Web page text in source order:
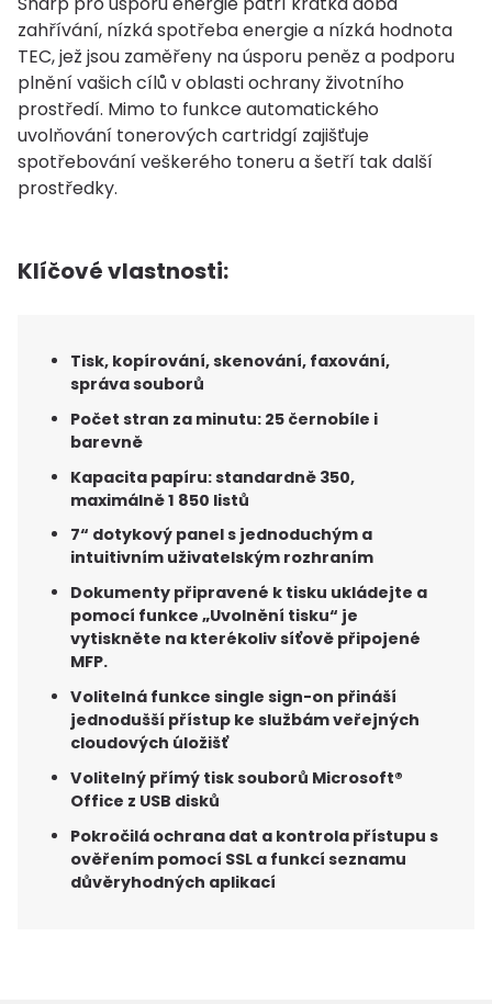
zahřívání, nízká spotřeba energie a nízká hodnota
TEC, jež jsou zaměřeny na úsporu peněz a podporu
plnění vašich cílů v oblasti ochrany životního
prostředí. Mimo to funkce automatického
uvolňování tonerových cartridgí zajišťuje
spotřebování veškerého toneru a šetří tak další
prostředky.
Klíčové vlastnosti:
Tisk, kopírování, skenování, faxování,
správa souborů
Počet stran za minutu: 25 černobíle i
barevně
Kapacita papíru: standardně 350,
maximálně 1 850 listů
7“ dotykový panel s jednoduchým a
intuitivním uživatelským rozhraním
Dokumenty připravené k tisku ukládejte a
pomocí funkce „Uvolnění tisku“ je
vytiskněte na kterékoliv síťově připojené
MFP.
Volitelná funkce single sign-on přináší
jednodušší přístup ke službám veřejných
cloudových úložišť
Volitelný přímý tisk souborů Microsoft®
Office z USB disků
Pokročilá ochrana dat a kontrola přístupu s
ověřením pomocí SSL a funkcí seznamu
důvěryhodných aplikací